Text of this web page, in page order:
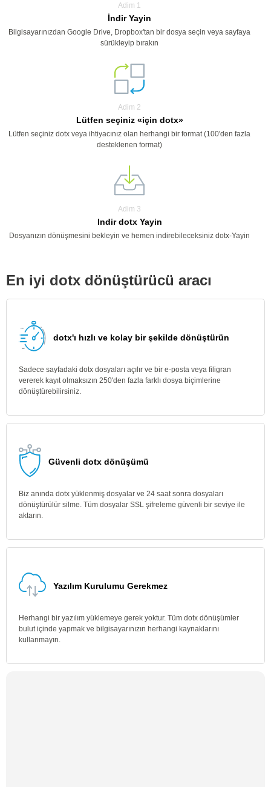
Adim 1
İndir Yayin
Bilgisayarınızdan Google Drive, Dropbox'tan bir dosya seçin veya sayfaya
sürükleyip bırakın
Adim 2
Lütfen seçiniz «için dotx»
Lütfen seçiniz dotx veya ihtiyacınız olan herhangi bir format (100'den fazla
desteklenen format)
Adim 3
Indir dotx Yayin
Dosyanızın dönüşmesini bekleyin ve hemen indirebileceksiniz dotx-Yayin
En iyi dotx dönüştürücü aracı
dotx'ı hızlı ve kolay bir şekilde dönüştürün
Sadece sayfadaki dotx dosyaları açılır ve bir e-posta veya filigran
vererek kayıt olmaksızın 250'den fazla farklı dosya biçimlerine
dönüştürebilirsiniz.
Güvenli dotx dönüşümü
Biz anında dotx yüklenmiş dosyalar ve 24 saat sonra dosyaları
dönüştürülür silme. Tüm dosyalar SSL şifreleme güvenli bir seviye ile
aktarın.
Yazılım Kurulumu Gerekmez
Herhangi bir yazılım yüklemeye gerek yoktur. Tüm dotx dönüşümler
bulut içinde yapmak ve bilgisayarınızın herhangi kaynaklarını
kullanmayın.